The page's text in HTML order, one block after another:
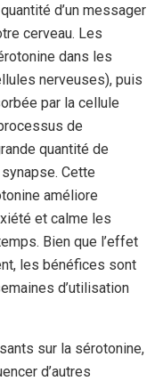
d’un messager
cerveau. Les
dans les
nerveuses), puis
par la cellule
de
quantité de
Cette
améliore
et calme les
Bien que l’effet
les bénéfices sont
d’utilisation
sur la sérotonine,
d’autres